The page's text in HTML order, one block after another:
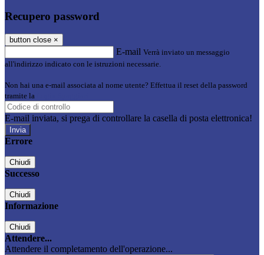
Recupero password
button close ×
E-mail Verrà inviato un messaggio
all'indirizzo indicato con le istruzioni necessarie.
Non hai una e-mail associata al nome utente? Effettua il reset della password
tramite la
E-mail inviata, si prega di controllare la casella di posta elettronica!
Errore
Chiudi
Successo
Chiudi
Informazione
Chiudi
Attendere...
Attendere il completamento dell'operazione...